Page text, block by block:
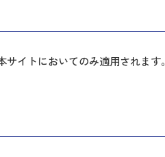
イトにおいてのみ適用されます。